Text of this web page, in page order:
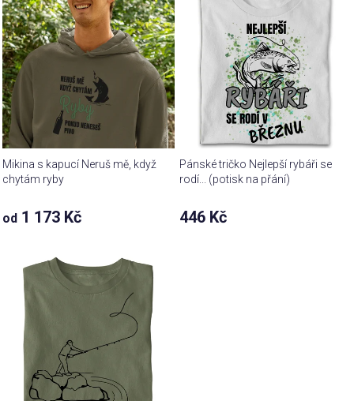
Mikina s kapucí Neruš mě, když
chytám ryby
od 1 173 Kč
Pánské tričko Nejlepší rybáři se
rodí... (potisk na přání)
446 Kč